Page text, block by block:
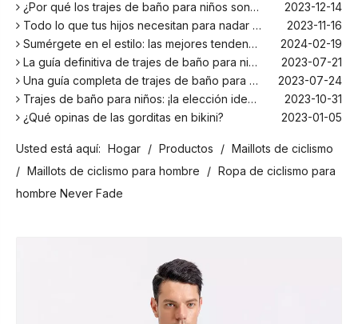
¿Por qué los trajes de baño para niños son más cómodos con elastano?
2023-12-14
Todo lo que tus hijos necesitan para nadar este verano
2023-11-16
Sumérgete en el estilo: las mejores tendencias en trajes de baño para niños de la temporada
2024-02-19
La guía definitiva de trajes de baño para niños: comodidad, diseño y seguridad
2023-07-21
Una guía completa de trajes de baño para niños: comodidad, estilo y seguridad para divertirse bajo el sol
2023-07-24
Trajes de baño para niños: ¡la elección ideal para tus hijos!
2023-10-31
¿Qué opinas de las gorditas en bikini?
2023-01-05
¡El principal fabricante de trajes de baño en Bali!
2024-02-22
¡Date un chapuzón con los trajes de baño para niños más populares de la temporada!
2024-02-02
Como cualquier otro traje, el bañador infantil: un espacio agradable para relajarse en la playa
Sumérgete en el estilo: las mejores tendencias en trajes de baño para niños de la temporada
La guía definitiva de trajes de baño para niños: comodidad, diseño y seguridad
Una guía completa de trajes de baño para niños: comodidad, estilo y seguridad para divertirse bajo el sol
Usted está aquí: Hogar / Productos / Maillots de ciclismo
/ Maillots de ciclismo para hombre / Ropa de ciclismo para
hombre Never Fade